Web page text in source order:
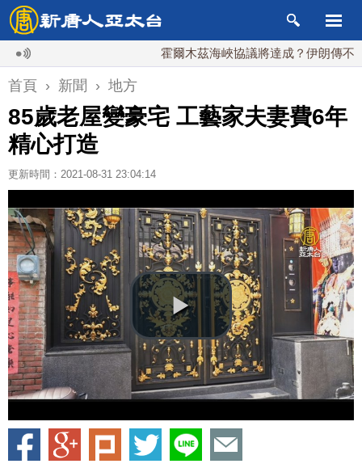
霍爾木茲海峽協議將達成？伊朗傳不收通行
首頁 › 新聞 › 地方
85歲老屋變豪宅 工藝家夫妻費6年
精心打造
更新時間：2021-08-31 23:04:14